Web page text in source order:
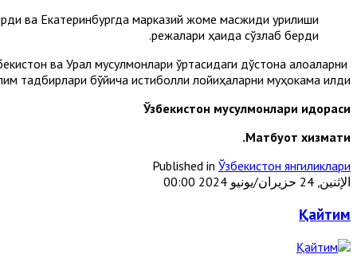
ва Екатеринбургда марказий жоме масжиди қурилиши
режалари ҳақида сўзлаб берди.
ва Урал мусулмонлари ўртасидаги дўстона алоқаларни
тадбирлари бўйича истиқболли лойиҳаларни муҳокама қилди.
Ўзбекистон мусулмонлари идораси
Матбуот хизмати
.
Published in Ўзбекистон янгиликлари
الإثنين, 24 حزيران/يونيو 2024 00:00
Қайтим